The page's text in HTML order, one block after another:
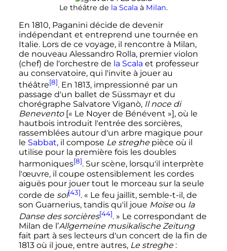
Le théâtre de la Scala à Milan.
En 1810, Paganini décide de devenir
indépendant et entreprend une tournée en
Italie. Lors de ce voyage, il rencontre à Milan,
de nouveau Alessandro Rolla, premier violon
(chef) de l'orchestre de la Scala et professeur
au conservatoire, qui l'invite à jouer au
théâtre[8]. En 1813, impressionné par un
passage d'un ballet de Süssmayr et du
chorégraphe Salvatore Viganò, Il noce di
Benevento[« Le Noyer de Bénévent »], où le
hautbois introduit l'entrée des sorcières,
rassemblées autour d'un arbre magique pour
le Sabbat, il compose Le streghepièce où il
utilise pour la première fois les doubles
harmoniques[8]. Sur scène, lorsqu'il interprète
l'œuvre, il coupe ostensiblement les cordes
aiguës pour jouer tout le morceau sur la seule
corde de sol[43]. « Le feu jaillit, semble-t-il, de
son Guarnerius, tandis qu'il joue Moïseou la
Danse des sorcières[44]. » Le correspondant de
Milan de l’Allgemeine musikalische Zeitung
fait part à ses lecteurs d'un concert de la fin de
1813 où il joue, entre autres, Le streghe :